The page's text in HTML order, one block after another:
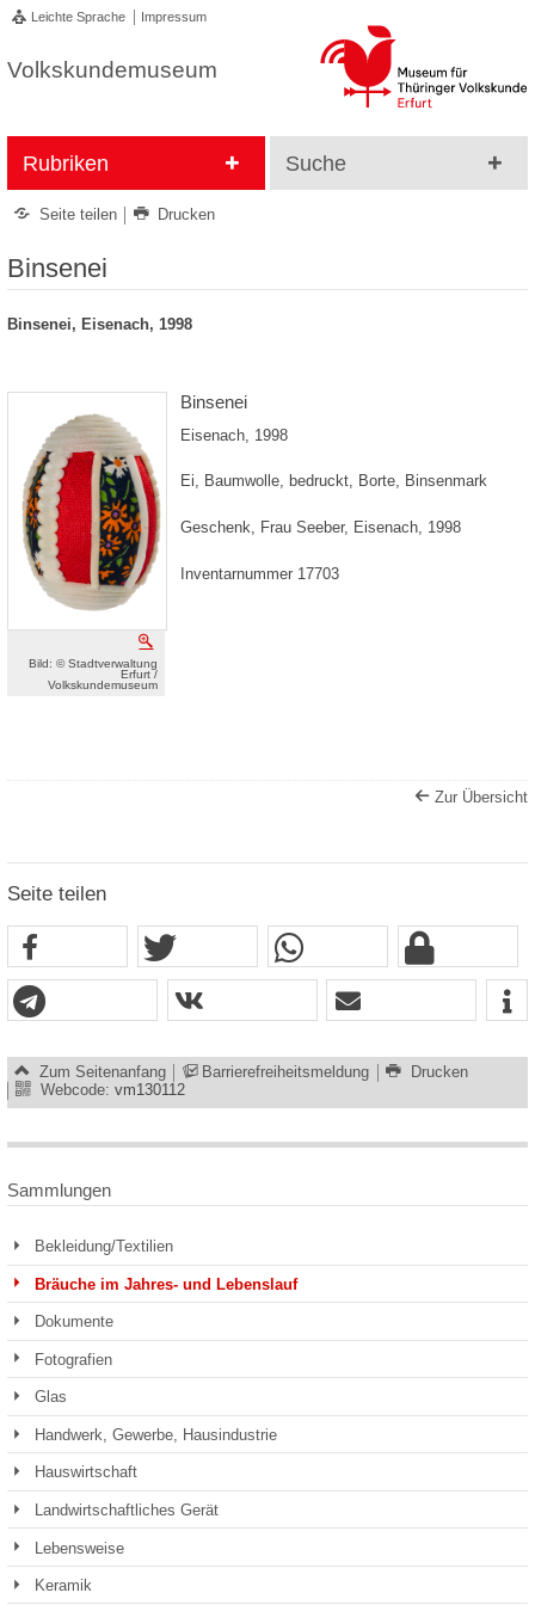
Leichte Sprache Impressum
Volkskundemuseum
Rubriken Suche
Seite teilen Drucken
Binsenei
Binsenei, Eisenach, 1998
Bild: © Stadtverwaltung
Erfurt /
Volkskundemuseum
Binsenei
Eisenach, 1998
Ei, Baumwolle, bedruckt, Borte, Binsenmark
Geschenk, Frau Seeber, Eisenach, 1998
Inventarnummer 17703
Zur Übersicht
Seite teilen
Zum Seitenanfang Barrierefreiheitsmeldung
Drucken
Webcode: vm130112
Sammlungen
Bekleidung/Textilien
Bräuche im Jahres- und Lebenslauf
Dokumente
Fotografien
Glas
Handwerk, Gewerbe, Hausindustrie
Hauswirtschaft
Landwirtschaftliches Gerät
Lebensweise
Keramik